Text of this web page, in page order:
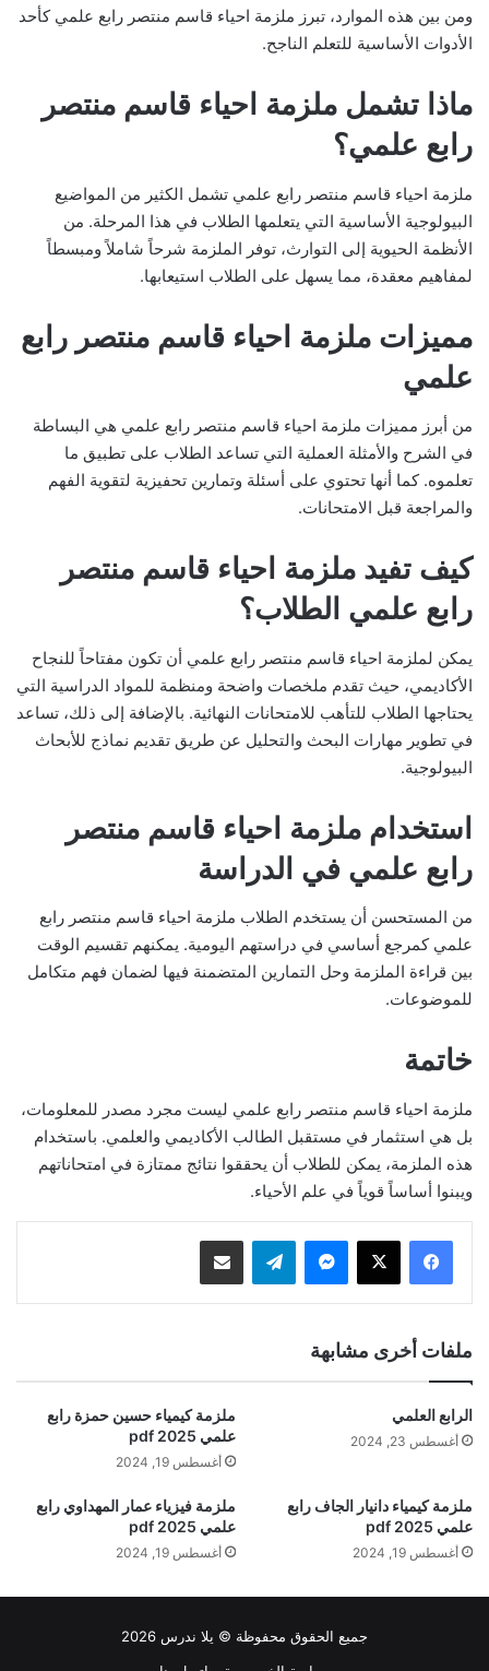
ومن بين هذه الموارد، تبرز ملزمة احياء قاسم منتصر رابع علمي كأحد
الأدوات الأساسية للتعلم الناجح.
ماذا تشمل ملزمة احياء قاسم منتصر
رابع علمي؟
ملزمة احياء قاسم منتصر رابع علمي تشمل الكثير من المواضيع
البيولوجية الأساسية التي يتعلمها الطلاب في هذا المرحلة. من
الأنظمة الحيوية إلى التوارث، توفر الملزمة شرحاً شاملاً ومبسطاً
لمفاهيم معقدة، مما يسهل على الطلاب استيعابها.
مميزات ملزمة احياء قاسم منتصر رابع
علمي
من أبرز مميزات ملزمة احياء قاسم منتصر رابع علمي هي البساطة
في الشرح والأمثلة العملية التي تساعد الطلاب على تطبيق ما
تعلموه. كما أنها تحتوي على أسئلة وتمارين تحفيزية لتقوية الفهم
والمراجعة قبل الامتحانات.
كيف تفيد ملزمة احياء قاسم منتصر
رابع علمي الطلاب؟
يمكن لملزمة احياء قاسم منتصر رابع علمي أن تكون مفتاحاً للنجاح
الأكاديمي، حيث تقدم ملخصات واضحة ومنظمة للمواد الدراسية التي
يحتاجها الطلاب للتأهب للامتحانات النهائية. بالإضافة إلى ذلك، تساعد
في تطوير مهارات البحث والتحليل عن طريق تقديم نماذج للأبحاث
البيولوجية.
استخدام ملزمة احياء قاسم منتصر
رابع علمي في الدراسة
من المستحسن أن يستخدم الطلاب ملزمة احياء قاسم منتصر رابع
علمي كمرجع أساسي في دراستهم اليومية. يمكنهم تقسيم الوقت
بين قراءة الملزمة وحل التمارين المتضمنة فيها لضمان فهم متكامل
للموضوعات.
خاتمة
ملزمة احياء قاسم منتصر رابع علمي ليست مجرد مصدر للمعلومات،
بل هي استثمار في مستقبل الطالب الأكاديمي والعلمي. باستخدام
هذه الملزمة، يمكن للطلاب أن يحققوا نتائج ممتازة في امتحاناتهم
ويبنوا أساساً قوياً في علم الأحياء.
ماسنجر تيلقرام مشاركة عبر البريد
ملفات أخرى مشابهة
الرابع العلمي
أغسطس 23, 2024
ملزمة كيمياء حسين حمزة رابع
علمي 2025 pdf
أغسطس 19, 2024
ملزمة كيمياء دانيار الجاف رابع
علمي 2025 pdf
أغسطس 19, 2024
ملزمة فيزياء عمار المهداوي رابع
علمي 2025 pdf
أغسطس 19, 2024
جميع الحقوق محفوظة © يلا ندرس 2026